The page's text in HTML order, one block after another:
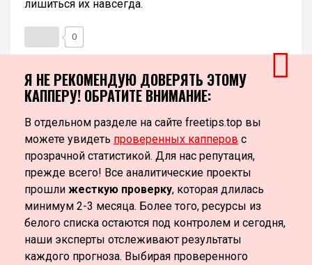
лишиться их навсегда.
0
Я НЕ РЕКОМЕНДУЮ ДОВЕРЯТЬ ЭТОМУ
КАППЕРУ! ОБРАТИТЕ ВНИМАНИЕ:
В отдельном разделе на сайте freetips.top вы
можете увидеть проверенных капперов с
прозрачной статистикой. Для нас репутация,
прежде всего! Все аналитические проекты
прошли жесткую проверку, которая длилась
минимум 2-3 месяца. Более того, ресурсы из
белого списка остаются под контролем и сегодня,
наши эксперты отслеживают результаты
каждого прогноза. Выбирая проверенного